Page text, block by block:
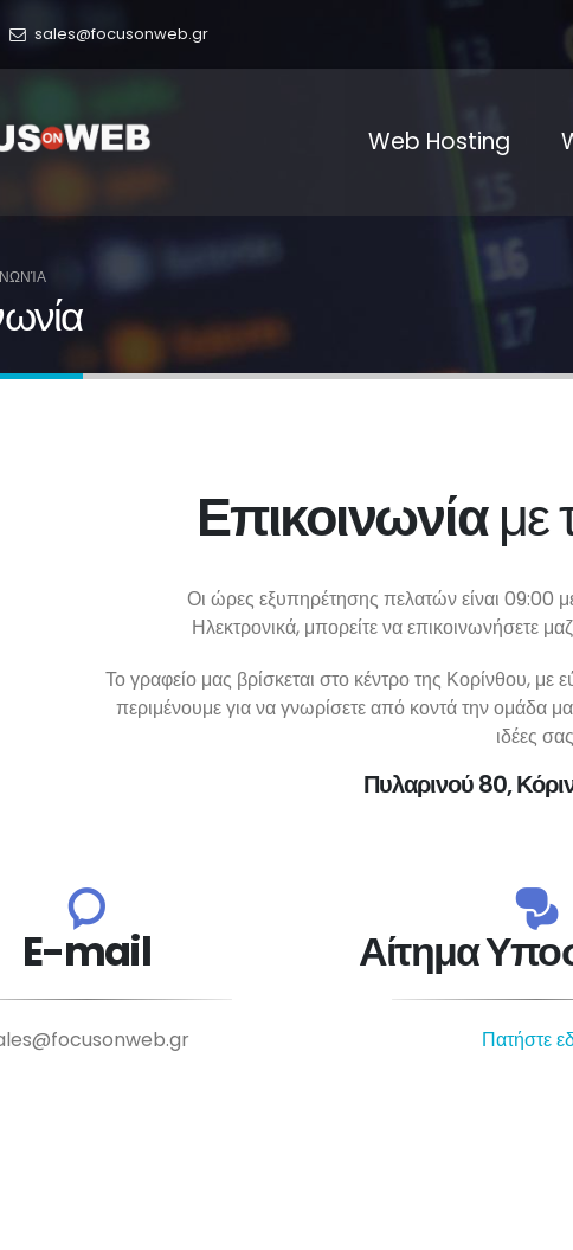
sales@focusonweb.gr
Web Hosting
Επικοινωνίαμε
Οι ώρες εξυπηρέτησης πελατών είναι 09:00
Ηλεκτρονικά, μπορείτε να επικοινωνήσετε
Το γραφείο μας βρίσκεται στο κέντρο της Κορίνθου,
περιμένουμε για να γνωρίσετε από κοντά την ομάδα
ιδέες
Πυλαρινού 80,
E-mail Αίτημα
Πατήστε